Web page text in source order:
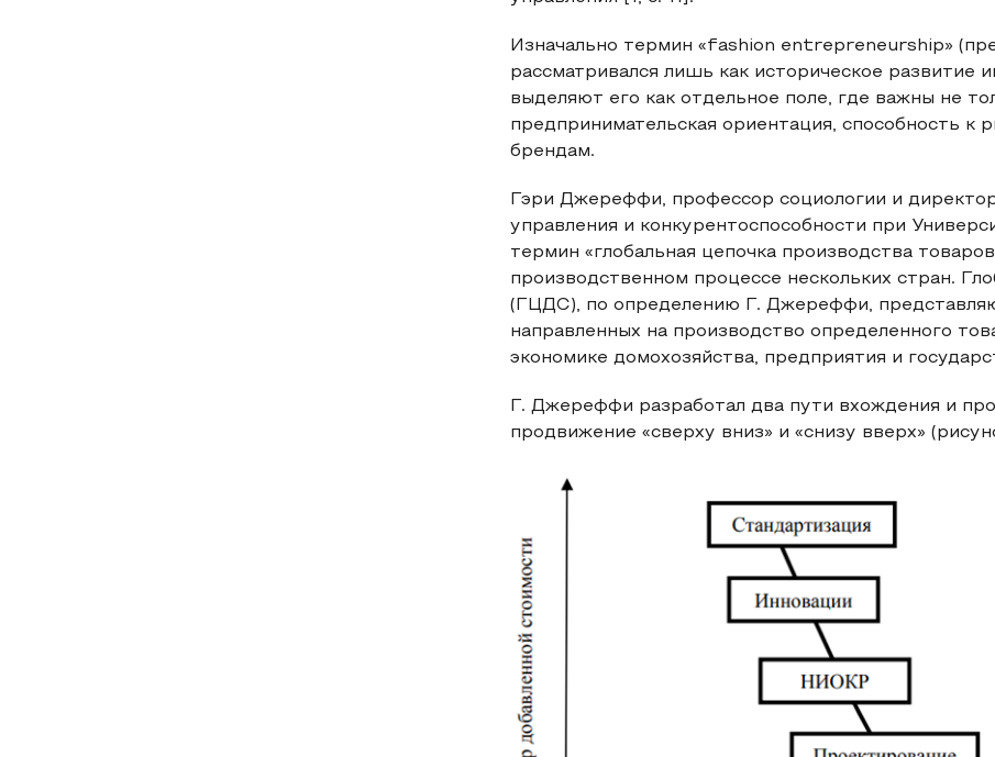
Изначально термин «fashion entrepreneurship»
рассматривался лишь как историческое развитие
выделяют его как отдельное поле, где важны не
предпринимательская ориентация, способность к
брендам.
Гэри Джереффи, профессор социологии и
управления и конкурентоспособности при
термин «глобальная цепочка производства
производственном процессе нескольких стран.
(ГЦДС), по определению Г. Джереффи,
направленных на производство определенного
экономике домохозяйства, предприятия и
Г. Джереффи разработал два пути вхождения и
продвижение «сверху вниз» и «снизу вверх»